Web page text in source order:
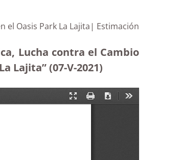
el Oasis Park La Lajita| Estimación
Lucha contra el Cambio
Lajita” (07-V-2021)